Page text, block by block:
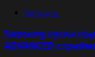
изненадващи
оферти
през
Samsung
Samsung пуска
ADVANCED